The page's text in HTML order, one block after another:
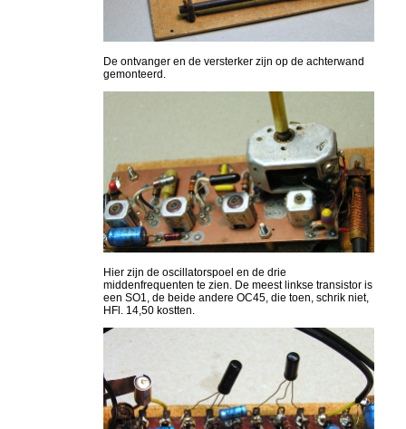
De ontvanger en de versterker zijn op de achterwand
gemonteerd.
Hier zijn de oscillatorspoel en de drie
middenfrequenten te zien. De meest linkse transistor is
een SO1, de beide andere OC45, die toen, schrik niet,
HFl. 14,50 kostten.